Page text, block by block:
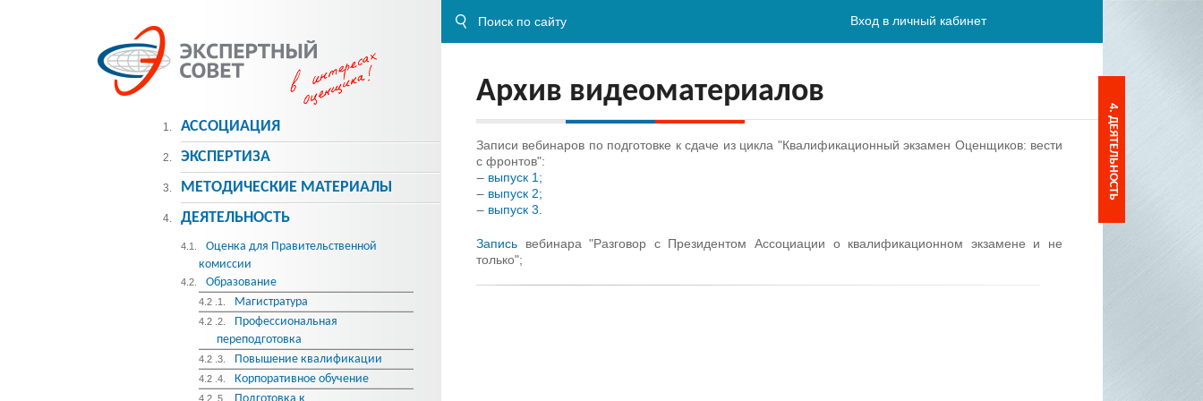
Вход в личный кабинет
Архив видеоматериалов
Записи вебинаров по подготовке к сдаче из цикла "Квалификационный экзамен Оценщиков: вести
с фронтов":
выпуск 1;
выпуск 2;
выпуск 3.
Запись вебинара "Разговор с Президентом Ассоциации о квалификационном экзамене и не
только";
1. АССОЦИАЦИЯ
2. ЭКСПЕРТИЗА
3. МЕТОДИЧЕСКИE МАТЕРИАЛЫ
4. ДЕЯТЕЛЬНОСТЬ
4.1.
Оценка для Правительственной
комиссии
4.2. Образование
4.2 .1. Магистратура
4.2 .2.
Профессиональная
переподготовка
4.2 .3. Повышение квалификации
4.2 .4. Корпоративное обучение
4.2 .5.
4. ДЕЯТЕЛЬНОСТЬ